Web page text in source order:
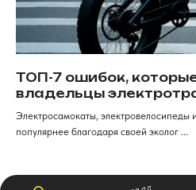
ТОП-7 ошибок,
владельцы
Электросамокаты, электровелосипеды
популярнее благодаря своей эколог ...